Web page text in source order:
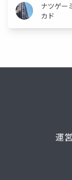
ナツゲー
カド
運